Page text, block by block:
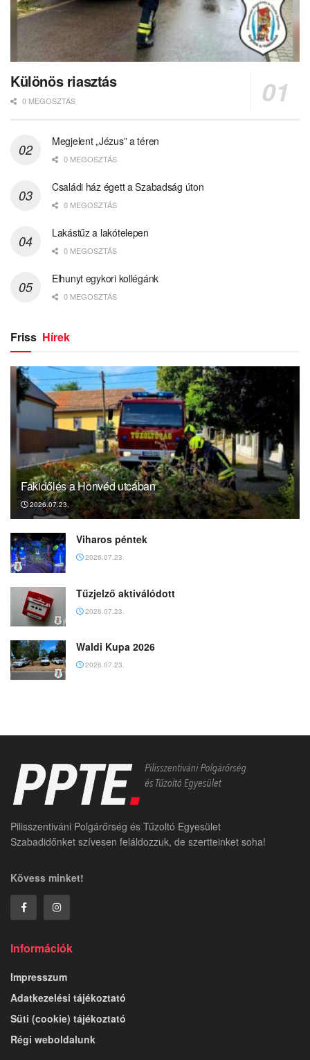
Különös riasztás
0 MEGOSZTÁS
Megjelent „Jézus” a téren
0 MEGOSZTÁS
Családi ház égett a Szabadság úton
0 MEGOSZTÁS
Lakástűz a lakótelepen
0 MEGOSZTÁS
Elhunyt egykori kollégánk
0 MEGOSZTÁS
Friss Hírek
Fakidőlés a Honvéd utcában
2026.07.23.
Viharos péntek
2026.07.23.
Tűzjelző aktiválódott
2026.07.23.
Waldi Kupa 2026
2026.07.23.
Pilisszentiváni Polgárőrség és Tűzoltó Egyesület
Szabadidőnket szívesen feláldozzuk, de szertteinket soha!
Kövess minket!
Információk
Impresszum
Adatkezelési tájékoztató
Süti (cookie) tájékoztató
Régi weboldalunk